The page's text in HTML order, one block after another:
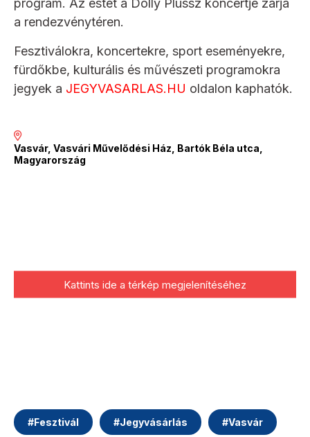
program. Az estét a Dolly Plussz koncertje zárja
a rendezvénytéren.
Fesztiválokra, koncertekre, sport eseményekre,
fürdőkbe, kulturális és művészeti programokra
jegyek a JEGYVASARLAS.HU oldalon kaphatók.
Vasvár, Vasvári Művelődési Ház, Bartók Béla utca,
Magyarország
Kattints ide a térkép megjelenítéséhez
#Fesztivál #Jegyvásárlás #Vasvár